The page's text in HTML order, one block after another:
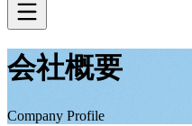
会社概要
Company Profile